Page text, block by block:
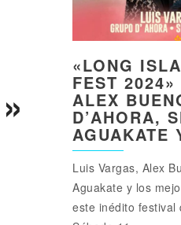
«LONG
FEST
ALEX
D’AHORA,
AGUAKATE
Luis Vargas, Alex
Aguakate y los
este inédito festival